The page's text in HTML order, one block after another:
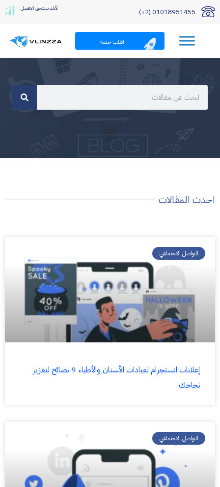
01018951455 (2+) لأنك تستحق الافضل
اطلب خدمة
احدث المقالات
التواصل الاجتماعي
إعلانات انستجرام لعيادات الأسنان والأطباء 9 نصائح لتعزيز
نجاحك
التواصل الاجتماعي